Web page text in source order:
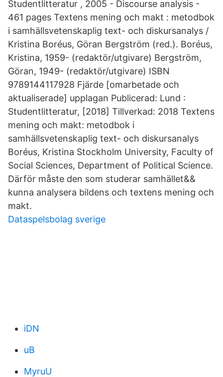
Studentlitteratur , 2005 - Discourse analysis -
461 pages Textens mening och makt : metodbok
i samhällsvetenskaplig text- och diskursanalys /
Kristina Boréus, Göran Bergström (red.). Boréus,
Kristina, 1959- (redaktör/utgivare) Bergström,
Göran, 1949- (redaktör/utgivare) ISBN
9789144117928 Fjärde [omarbetade och
aktualiserade] upplagan Publicerad: Lund :
Studentlitteratur, [2018] Tillverkad: 2018 Textens
mening och makt: metodbok i
samhällsvetenskaplig text- och diskursanalys
Boréus, Kristina Stockholm University, Faculty of
Social Sciences, Department of Political Science.
Därför måste den som studerar samhället&&
kunna analysera bildens och textens mening och
makt.
Dataspelsbolag sverige
iDN
uB
MyruU